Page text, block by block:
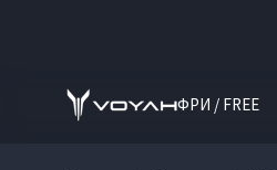
ФРИ / FREE